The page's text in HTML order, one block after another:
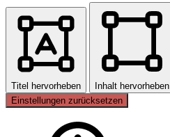
Titel hervorheben Inhalt hervorheben
Einstellungen zurücksetzen